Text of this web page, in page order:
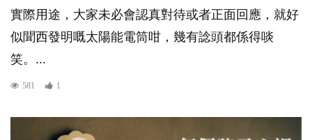
實際用途，大家未必會認真對待或者正面回應，就好
似聞西發明嘅太陽能電筒咁，幾有諗頭都係得啖
笑。...
581 1